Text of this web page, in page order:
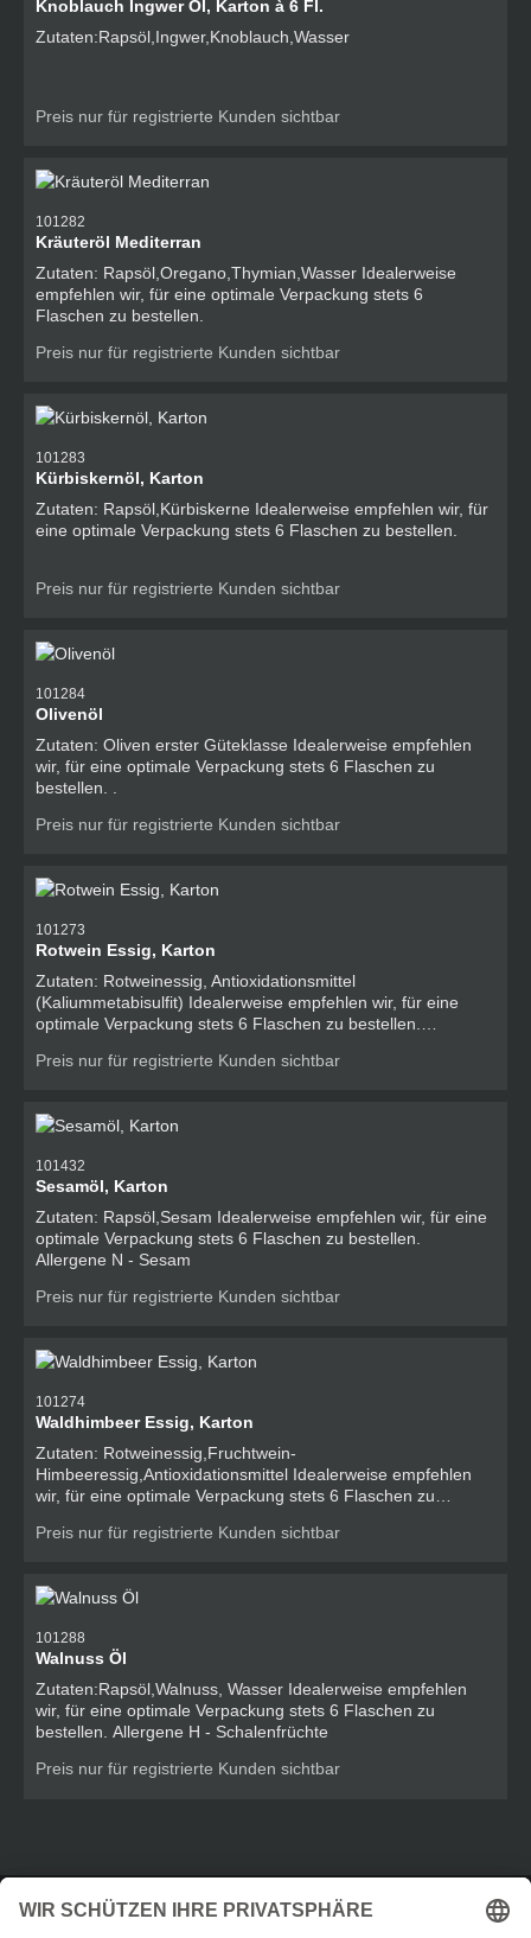
Knoblauch Ingwer Öl, Karton à 6 Fl.
Zutaten:Rapsöl,Ingwer,Knoblauch,Wasser
Preis nur für registrierte Kunden sichtbar
101282
Kräuteröl Mediterran
Zutaten: Rapsöl,Oregano,Thymian,Wasser Idealerweise
empfehlen wir, für eine optimale Verpackung stets 6
Flaschen zu bestellen.
Preis nur für registrierte Kunden sichtbar
101283
Kürbiskernöl, Karton
Zutaten: Rapsöl,Kürbiskerne Idealerweise empfehlen wir, für
eine optimale Verpackung stets 6 Flaschen zu bestellen.
Preis nur für registrierte Kunden sichtbar
101284
Olivenöl
Zutaten: Oliven erster Güteklasse Idealerweise empfehlen
wir, für eine optimale Verpackung stets 6 Flaschen zu
bestellen. .
Preis nur für registrierte Kunden sichtbar
101273
Rotwein Essig, Karton
Zutaten: Rotweinessig, Antioxidationsmittel
(Kaliummetabisulfit) Idealerweise empfehlen wir, für eine
optimale Verpackung stets 6 Flaschen zu bestellen.
Preis nur für registrierte Kunden sichtbar
101432
Sesamöl, Karton
Zutaten: Rapsöl,Sesam Idealerweise empfehlen wir, für eine
optimale Verpackung stets 6 Flaschen zu bestellen.
Allergene N - Sesam
Preis nur für registrierte Kunden sichtbar
101274
Waldhimbeer Essig, Karton
Zutaten: Rotweinessig,Fruchtwein-
Himbeeressig,Antioxidationsmittel Idealerweise empfehlen
wir, für eine optimale Verpackung stets 6 Flaschen zu
Preis nur für registrierte Kunden sichtbar
101288
Walnuss Öl
Zutaten:Rapsöl,Walnuss, Wasser Idealerweise empfehlen
wir, für eine optimale Verpackung stets 6 Flaschen zu
bestellen. Allergene H - Schalenfrüchte
Preis nur für registrierte Kunden sichtbar
Service-Hotline